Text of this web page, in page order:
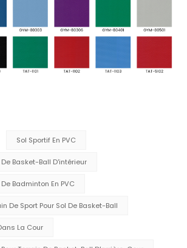
Sol Sportif En PVC
Basket-Ball D'intérieur
Badminton En PVC
De Sport Pour Sol De Basket-Ball
La Cour